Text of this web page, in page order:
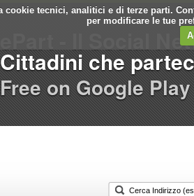
cookie tecnici, analitici e di terze parti.
per modificare le tue
ePart - Il Social
Cittadini che
Free on Google Play